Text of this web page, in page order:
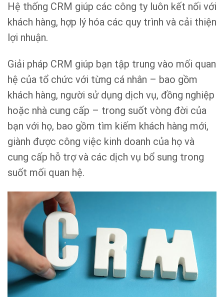
Hệ thống CRM giúp các công ty luôn kết nối với
khách hàng, hợp lý hóa các quy trình và cải thiện
lợi nhuận.
Giải pháp CRM giúp bạn tập trung vào mối quan
hệ của tổ chức với từng cá nhân – bao gồm
khách hàng, người sử dụng dịch vụ, đồng nghiệp
hoặc nhà cung cấp – trong suốt vòng đời của
bạn với họ, bao gồm tìm kiếm khách hàng mới,
giành được công việc kinh doanh của họ và
cung cấp hỗ trợ và các dịch vụ bổ sung trong
suốt mối quan hệ.